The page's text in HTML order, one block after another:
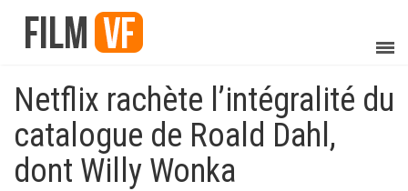
Netflix rachète l’intégralité du
catalogue de Roald Dahl,
dont Willy Wonka